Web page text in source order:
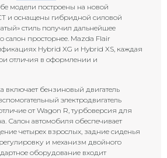
модели построены на новой
и оснащены гибридной силовой
стиль получил дальнейшее
салон просторнее. Mazda Flair
Hybrid XG и Hybrid XS, каждая
отличия в оформлении и
включает бензиновый двигатель
электродвигатель
от Wagon R, турбоверсия для
Салон автомобиля обеспечивает
четырех взрослых, задние сиденья
и механизм двойного
оборудование входит